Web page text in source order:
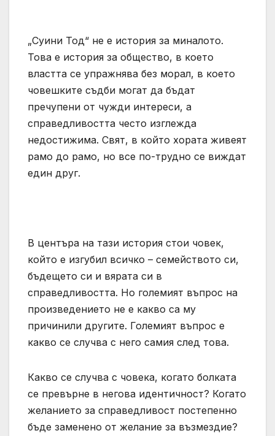
„Суини Тод“ не е история за миналото.
Това е история за общество, в което
властта се упражнява без морал, в което
човешките съдби могат да бъдат
пречупени от чужди интереси, а
справедливостта често изглежда
недостижима. Свят, в който хората живеят
рамо до рамо, но все по-трудно се виждат
един друг.
В центъра на тази история стои човек,
който е изгубил всичко – семейството си,
бъдещето си и вярата си в
справедливостта. Но големият въпрос на
произведението не е какво са му
причинили другите. Големият въпрос е
какво се случва с него самия след това.
Какво се случва с човека, когато болката
се превърне в негова идентичност? Когато
желанието за справедливост постепенно
бъде заменено от желание за възмездие?